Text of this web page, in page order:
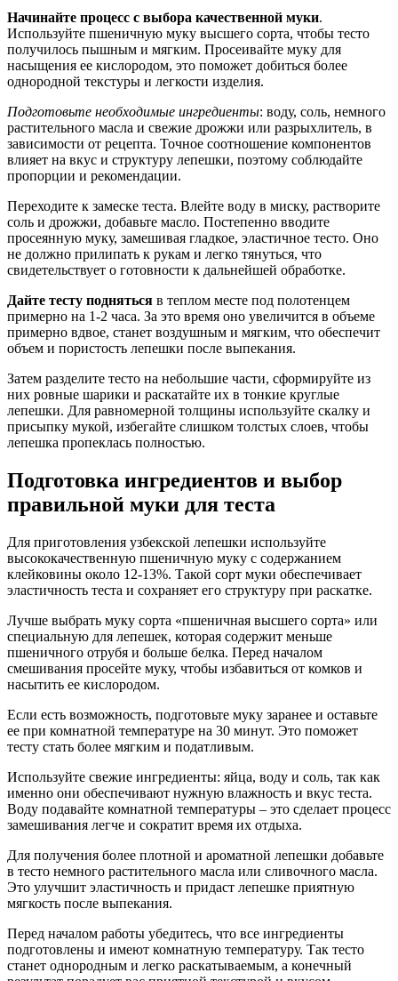
Начинайте процесс с выбора качественной муки.
Используйте пшеничную муку высшего сорта, чтобы тесто
получилось пышным и мягким. Просеивайте муку для
насыщения ее кислородом, это поможет добиться более
однородной текстуры и легкости изделия.
Подготовьте необходимые ингредиенты: воду, соль, немного
растительного масла и свежие дрожжи или разрыхлитель, в
зависимости от рецепта. Точное соотношение компонентов
влияет на вкус и структуру лепешки, поэтому соблюдайте
пропорции и рекомендации.
Переходите к замеске теста. Влейте воду в миску, растворите
соль и дрожжи, добавьте масло. Постепенно вводите
просеянную муку, замешивая гладкое, эластичное тесто. Оно
не должно прилипать к рукам и легко тянуться, что
свидетельствует о готовности к дальнейшей обработке.
Дайте тесту подняться в теплом месте под полотенцем
примерно на 1-2 часа. За это время оно увеличится в объеме
примерно вдвое, станет воздушным и мягким, что обеспечит
объем и пористость лепешки после выпекания.
Затем разделите тесто на небольшие части, сформируйте из
них ровные шарики и раскатайте их в тонкие круглые
лепешки. Для равномерной толщины используйте скалку и
присыпку мукой, избегайте слишком толстых слоев, чтобы
лепешка пропеклась полностью.
Подготовка ингредиентов и выбор
правильной муки для теста
Для приготовления узбекской лепешки используйте
высококачественную пшеничную муку с содержанием
клейковины около 12-13%. Такой сорт муки обеспечивает
эластичность теста и сохраняет его структуру при раскатке.
Лучше выбрать муку сорта «пшеничная высшего сорта» или
специальную для лепешек, которая содержит меньше
пшеничного отрубя и больше белка. Перед началом
смешивания просейте муку, чтобы избавиться от комков и
насытить ее кислородом.
Если есть возможность, подготовьте муку заранее и оставьте
ее при комнатной температуре на 30 минут. Это поможет
тесту стать более мягким и податливым.
Используйте свежие ингредиенты: яйца, воду и соль, так как
именно они обеспечивают нужную влажность и вкус теста.
Воду подавайте комнатной температуры – это сделает процесс
замешивания легче и сократит время их отдыха.
Для получения более плотной и ароматной лепешки добавьте
в тесто немного растительного масла или сливочного масла.
Это улучшит эластичность и придаст лепешке приятную
мягкость после выпекания.
Перед началом работы убедитесь, что все ингредиенты
подготовлены и имеют комнатную температуру. Так тесто
станет однородным и легко раскатываемым, а конечный